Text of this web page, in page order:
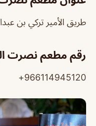
طريق الأمير تركي بن
رقم مطعم نصرت
966114945120+